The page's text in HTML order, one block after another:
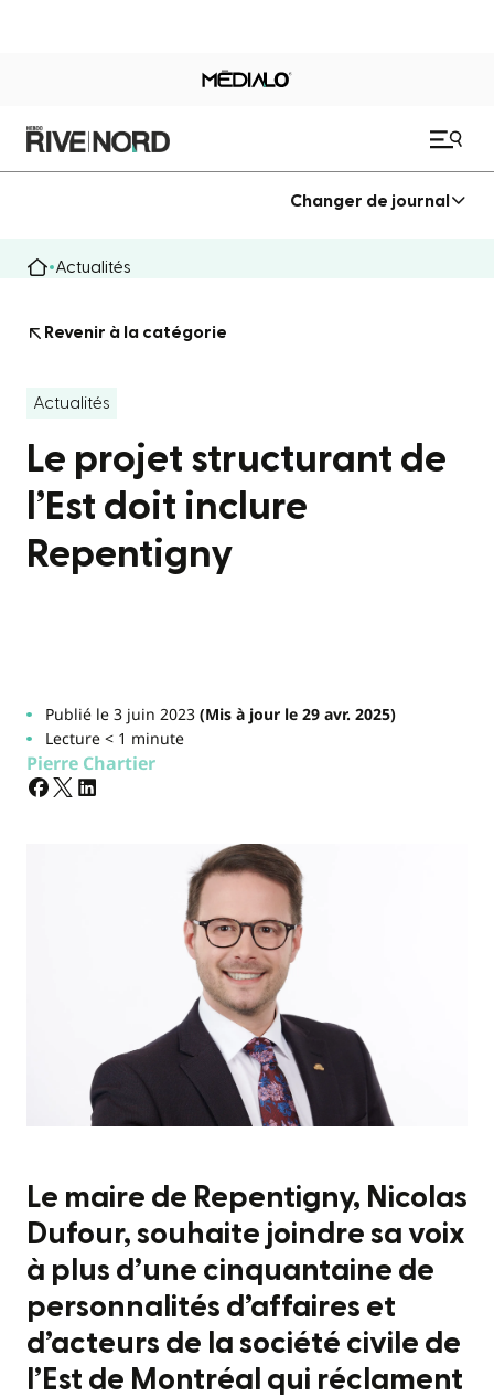
Changer de journal
Actualités
Revenir à la catégorie
Actualités
Le projet structurant de
l’Est doit inclure
Repentigny
Publié le 3 juin 2023(Mis à jour le 29 avr. 2025)
Lecture < 1 minute
Pierre Chartier
Le maire de Repentigny, Nicolas
Dufour, souhaite joindre sa voix
à plus d’une cinquantaine de
personnalités d’affaires et
d’acteurs de la société civile de
l’Est de Montréal qui réclament